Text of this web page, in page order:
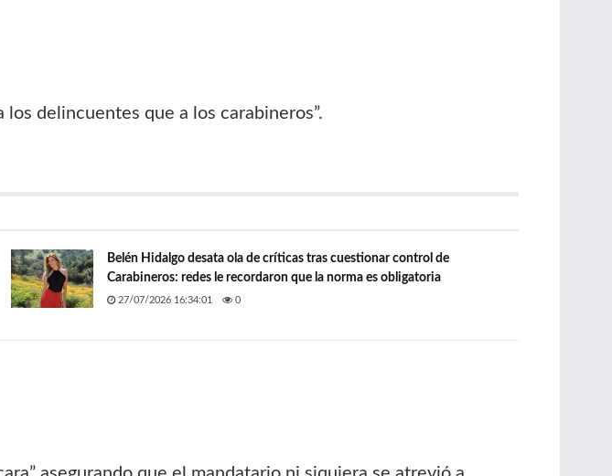
delincuentes que a los carabineros”.
Belén Hidalgo desata ola de críticas tras cuestionar control de
Carabineros: redes le recordaron que la norma es obligatoria
27/07/2026 16:34:01 0